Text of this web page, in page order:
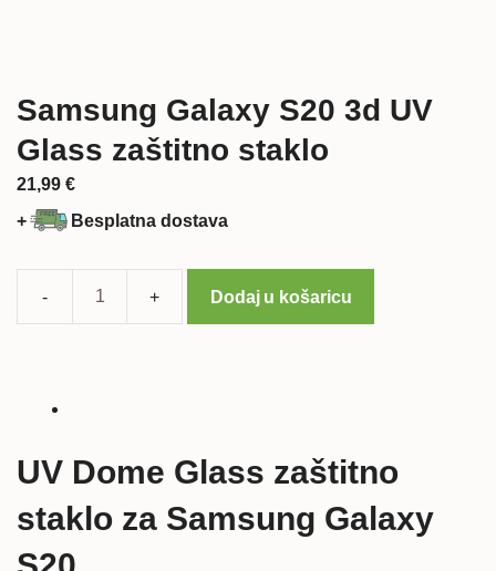
Samsung Galaxy S20 3d UV
Glass zaštitno staklo
21,99 €
+
Besplatna dostava
Samsung
zaštitno
staklo
količina
Dodaj u košaricu
UV Dome Glass zaštitno
staklo za Samsung Galaxy